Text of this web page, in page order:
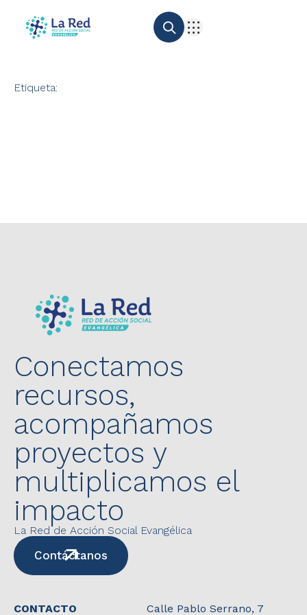
Etiqueta:
Conectamos
recursos,
acompañamos
proyectos y
multiplicamos el
impacto
La Red de Acción Social Evangélica
Contáctanos
CONTACTO
Calle Pablo Serrano, 7